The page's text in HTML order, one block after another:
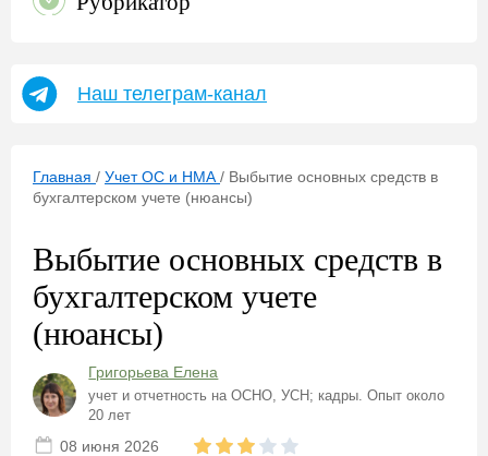
Наш телеграм-канал
Главная / Учет ОС и НМА / Выбытие основных средств в
бухгалтерском учете (нюансы)
Выбытие основных средств в
бухгалтерском учете
(нюансы)
Григорьева Елена
учет и отчетность на ОСНО, УСН; кадры. Опыт около
20 лет
08 июня 2026